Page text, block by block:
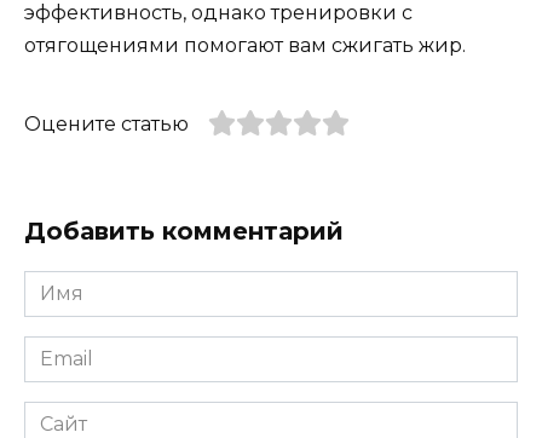
эффективность, однако тренировки с
отягощениями помогают вам сжигать жир.
Оцените статью
Добавить комментарий
Имя
*
Email
*
Сайт